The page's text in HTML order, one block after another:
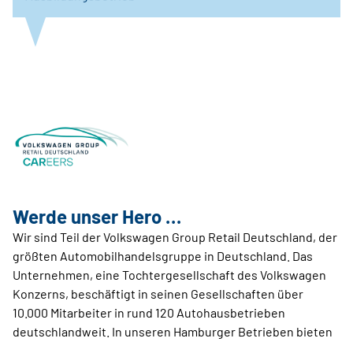
Werde unser Hero …
Wir sind Teil der Volkswagen Group Retail Deutschland, der
größten Automobilhandelsgruppe in Deutschland. Das
Unternehmen, eine Tochtergesellschaft des Volkswagen
Konzerns, beschäftigt in seinen Gesellschaften über
10.000 Mitarbeiter in rund 120 Autohausbetrieben
deutschlandweit. In unseren Hamburger Betrieben bieten